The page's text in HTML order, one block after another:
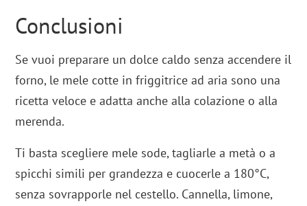
Conclusioni
Se vuoi preparare un dolce caldo senza accendere il
forno, le mele cotte in friggitrice ad aria sono una
ricetta veloce e adatta anche alla colazione o alla
merenda.
Ti basta scegliere mele sode, tagliarle a metà o a
spicchi simili per grandezza e cuocerle a 180°C,
senza sovrapporle nel cestello. Cannella, limone,